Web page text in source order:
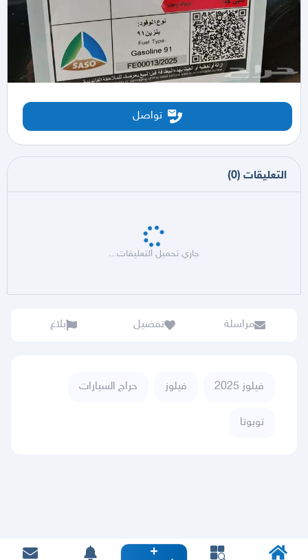
تواصل
التعليقات (
0
)
جاري تحميل التعليقات...
مراسلة تفضيل بلاغ
فيلوز 2025 فيلوز حراج السيارات
تويوتا